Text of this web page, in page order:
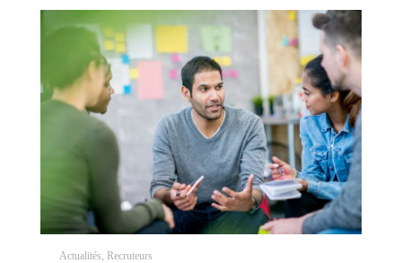
Actualités, Recruteurs